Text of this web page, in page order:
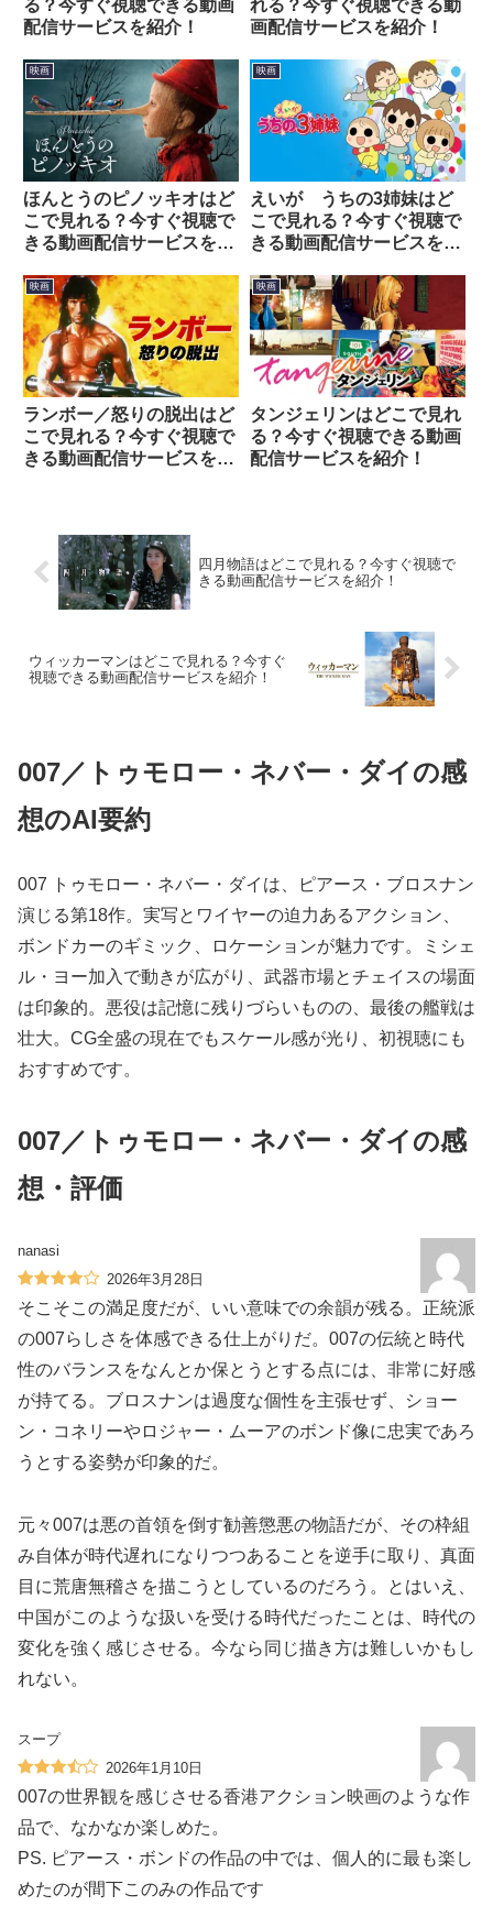
る？今すぐ視聴できる動画
配信サービスを紹介！
れる？今すぐ視聴できる動
画配信サービスを紹介！
映画
ほんとうのピノッキオはど
こで見れる？今すぐ視聴で
きる動画配信サービスを紹
映画
えいが うちの3姉妹はど
こで見れる？今すぐ視聴で
きる動画配信サービスを紹
映画
ランボー／怒りの脱出はど
こで見れる？今すぐ視聴で
きる動画配信サービスを紹
映画
タンジェリンはどこで見れ
る？今すぐ視聴できる動画
配信サービスを紹介！
四月物語はどこで見れる？今すぐ視聴で
きる動画配信サービスを紹介！
ウィッカーマンはどこで見れる？今すぐ
視聴できる動画配信サービスを紹介！
007／トゥモロー・ネバー・ダイの感
想のAI要約
007 トゥモロー・ネバー・ダイは、ピアース・ブロスナン
演じる第18作。実写とワイヤーの迫力あるアクション、
ボンドカーのギミック、ロケーションが魅力です。ミシェ
ル・ヨー加入で動きが広がり、武器市場とチェイスの場面
は印象的。悪役は記憶に残りづらいものの、最後の艦戦は
壮大。CG全盛の現在でもスケール感が光り、初視聴にも
おすすめです。
007／トゥモロー・ネバー・ダイの感
想・評価
nanasi
2026年3月28日
そこそこの満足度だが、いい意味での余韻が残る。正統派
の007らしさを体感できる仕上がりだ。007の伝統と時代
性のバランスをなんとか保とうとする点には、非常に好感
が持てる。ブロスナンは過度な個性を主張せず、ショー
ン・コネリーやロジャー・ムーアのボンド像に忠実であろ
うとする姿勢が印象的だ。
元々007は悪の首領を倒す勧善懲悪の物語だが、その枠組
み自体が時代遅れになりつつあることを逆手に取り、真面
目に荒唐無稽さを描こうとしているのだろう。とはいえ、
中国がこのような扱いを受ける時代だったことは、時代の
変化を強く感じさせる。今なら同じ描き方は難しいかもし
れない。
スープ
2026年1月10日
007の世界観を感じさせる香港アクション映画のような作
品で、なかなか楽しめた。
PS. ピアース・ボンドの作品の中では、個人的に最も楽し
めたのが間下このみの作品です